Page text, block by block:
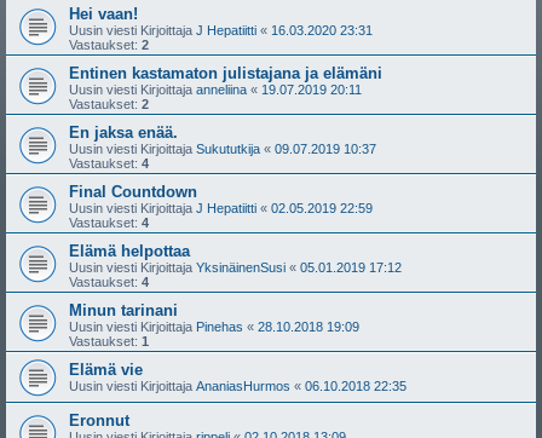
Hei vaan!
Uusin viesti Kirjoittaja J Hepatiitti « 16.03.2020 23:31
Vastaukset: 2
Entinen kastamaton julistajana ja elämäni
Uusin viesti Kirjoittaja anneliina « 19.07.2019 20:11
Vastaukset: 2
En jaksa enää.
Uusin viesti Kirjoittaja Sukututkija « 09.07.2019 10:37
Vastaukset: 4
Final Countdown
Uusin viesti Kirjoittaja J Hepatiitti « 02.05.2019 22:59
Vastaukset: 4
Elämä helpottaa
Uusin viesti Kirjoittaja YksinäinenSusi « 05.01.2019 17:12
Vastaukset: 4
Minun tarinani
Uusin viesti Kirjoittaja Pinehas « 28.10.2018 19:09
Vastaukset: 1
Elämä vie
Uusin viesti Kirjoittaja AnaniasHurmos « 06.10.2018 22:35
Eronnut